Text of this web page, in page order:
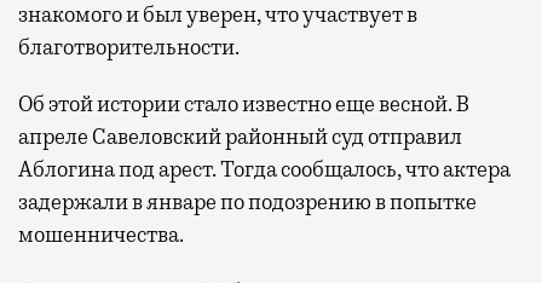
знакомого и был уверен, что участвует в
благотворительности.
Об этой истории стало известно еще весной. В
апреле Савеловский районный суд отправил
Аблогина под арест. Тогда сообщалось, что актера
задержали в январе по подозрению в попытке
мошенничества.